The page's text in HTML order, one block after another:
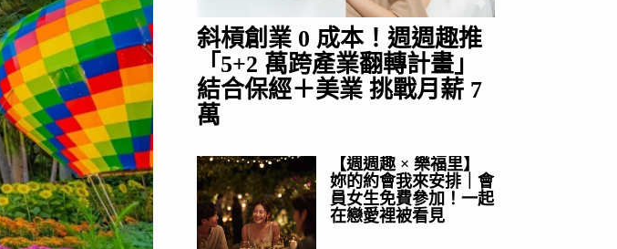
斜槓創業 0 成本！週週趣推
「5+2 萬跨產業翻轉計畫」
結合保經＋美業 挑戰月薪 7
萬
【週週趣 × 樂福里】
妳的約會我來安排｜會
員女生免費參加！一起
在戀愛裡被看見